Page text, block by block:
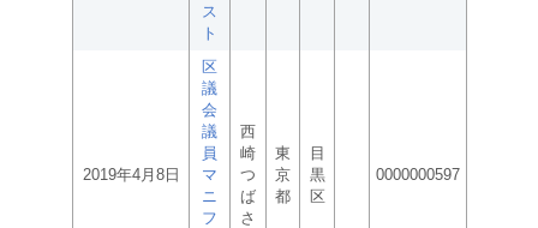
ス
ト
2019年4月8日
区
議
会
議
員
マ
ニ
フ
西
崎
つ
ば
さ
東
京
都
目
黒
区
0000000597